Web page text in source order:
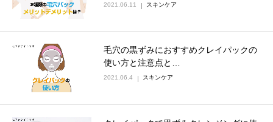
2021.06.11 スキンケア
毛穴の黒ずみにおすすめクレイパックの
使い方と注意点と…
2021.06.4 スキンケア